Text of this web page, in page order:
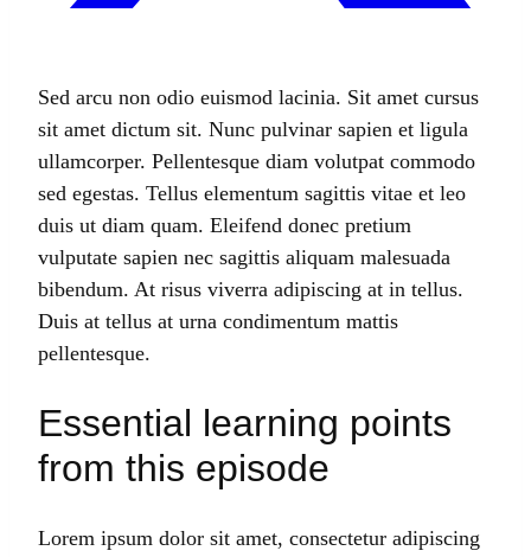
Sed arcu non odio euismod lacinia. Sit amet cursus
sit amet dictum sit. Nunc pulvinar sapien et ligula
ullamcorper. Pellentesque diam volutpat commodo
sed egestas. Tellus elementum sagittis vitae et leo
duis ut diam quam. Eleifend donec pretium
vulputate sapien nec sagittis aliquam malesuada
bibendum. At risus viverra adipiscing at in tellus.
Duis at tellus at urna condimentum mattis
pellentesque.
Essential learning points
from this episode
Lorem ipsum dolor sit amet, consectetur adipiscing